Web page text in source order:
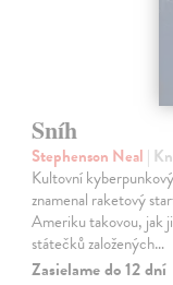
Sníh
Stephenson Neal |
Kultovní
znamenal raketový
Ameriku takovou, jak
státečků založených…
Zasielame do 12 dní